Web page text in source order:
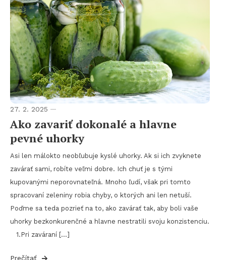
27. 2. 2025
Ako zavariť dokonalé a hlavne
pevné uhorky
Asi len málokto neobľubuje kyslé uhorky. Ak si ich zvyknete
zavárať sami, robíte veľmi dobre. Ich chuť je s tými
kupovanými neporovnateľná. Mnoho ľudí, však pri tomto
spracovaní zeleniny robia chyby, o ktorých ani len netuší.
Poďme sa teda pozrieť na to, ako zavárať tak, aby boli vaše
uhorky bezkonkurenčné a hlavne nestratili svoju konzistenciu.
1.Pri zaváraní […]
Prečítať